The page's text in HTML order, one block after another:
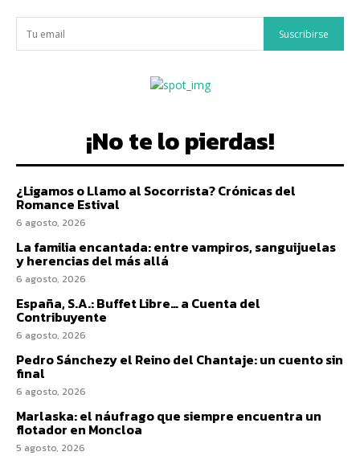
Suscribirse
¡No te lo pierdas!
¿Ligamos o Llamo al Socorrista? Crónicas del
Romance Estival
6 agosto, 2026
La familia encantada: entre vampiros, sanguijuelas
y herencias del más allá
6 agosto, 2026
España, S.A.: Buffet Libre… a Cuenta del
Contribuyente
6 agosto, 2026
Pedro Sánchezy el Reino del Chantaje: un cuento sin
final
6 agosto, 2026
Marlaska: el náufrago que siempre encuentra un
flotador en Moncloa
5 agosto, 2026